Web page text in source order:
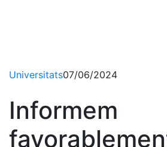
Universitats07/06/2024
Informem